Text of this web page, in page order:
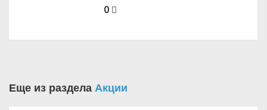
0
Еще из раздела Акции